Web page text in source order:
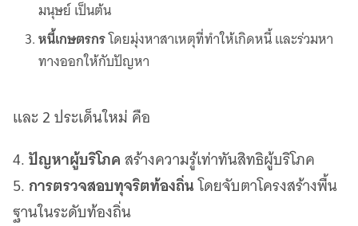
มนุษย์ เป็นต้น
หนี้เกษตรกรโดยมุ่งหาสาเหตุที่ทำให้เกิดหนี้ และร่วมหา
ทางออกให้กับปัญหา
และ 2 ประเด็นใหม่ คือ
4.ปัญหาผู้บริโภคสร้างความรู้เท่าทันสิทธิผู้บริโภค
5.การตรวจสอบทุจริตท้องถิ่นโดยจับตาโครงสร้างพื้น
ฐานในระดับท้องถิ่น